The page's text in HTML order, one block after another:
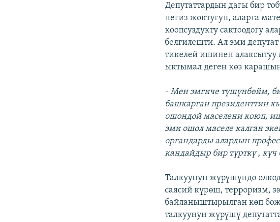
Депутаттардын дагы бир
негиз жоктугун, аларга
коопсуздукту сактоодогу
белгилешти. Ал эми
тикелей ишинен
ыктымал деген көз
- Мен эмгиче түшүнбөйм,
башкарган президенттин
ошондой маселени коюп,
эми ошол маселе калган
органдарды алардын
кандайдыр бир түрткү ,
Талкуунун жүрүшүндө
саясий күрөш, терроризм,
байланыштырылган көп
талкуунун жүрүшү